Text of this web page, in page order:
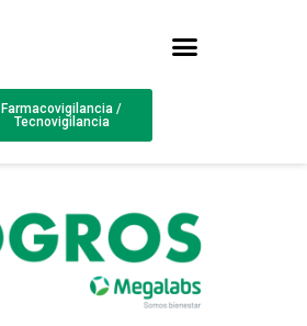
Farmacovigilancia /
Tecnovigilancia